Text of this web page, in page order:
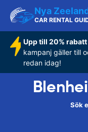
Nya
CAR RENTAL
Upp till 20%
kampanj gäller till
redan idag!
Sök